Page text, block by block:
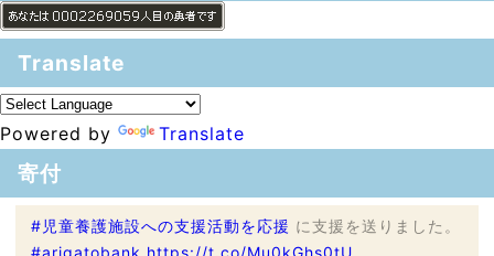
Translate
Powered by Translate
寄付
#児童養護施設への支援活動を応援 に支援を送りました。